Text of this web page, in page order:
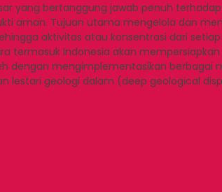
yang bertanggung jawab penuh
aman. Tujuan utama mengelola dan
aktivitas atau konsentrasi dari
termasuk Indonesia akan
dengan mengimplementasikan
geologi dalam (deep geological